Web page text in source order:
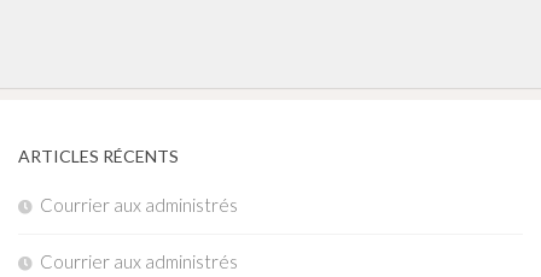
ARTICLES RÉCENTS
Courrier aux administrés
Courrier aux administrés